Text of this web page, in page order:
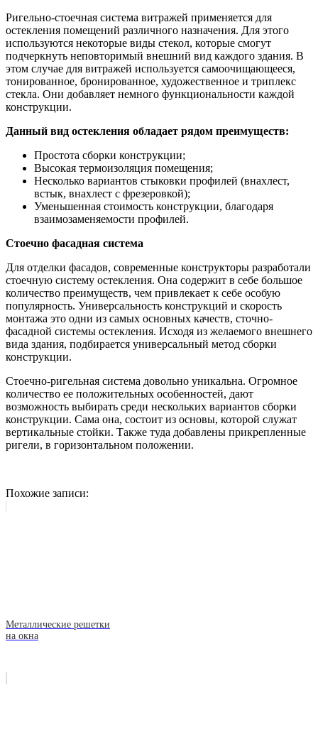
Ригельно-стоечная система витражей применяется для
остекления помещений различного назначения. Для этого
используются некоторые виды стекол, которые смогут
подчеркнуть неповторимый внешний вид каждого здания. В
этом случае для витражей используется самоочищающееся,
тонированное, бронированное, художественное и триплекс
стекла. Они добавляет немного функциональности каждой
конструкции.
Данный вид остекления обладает рядом преимуществ:
Простота сборки конструкции;
Высокая термоизоляция помещения;
Несколько вариантов стыковки профилей (внахлест,
встык, внахлест с фрезеровкой);
Уменьшенная стоимость конструкции, благодаря
взаимозаменяемости профилей.
Стоечно фасадная система
Для отделки фасадов, современные конструкторы разработали
стоечную систему остекления. Она содержит в себе большое
количество преимуществ, чем привлекает к себе особую
популярность. Универсальность конструкций и скорость
монтажа это одни из самых основных качеств, сточно-
фасадной системы остекления. Исходя из желаемого внешнего
вида здания, подбирается универсальный метод сборки
конструкции.
Стоечно-ригельная система довольно уникальна. Огромное
количество ее положительных особенностей, дают
возможность выбирать среди нескольких вариантов сборки
конструкции. Сама она, состоит из основы, которой служат
вертикальные стойки. Также туда добавлены прикрепленные
ригели, в горизонтальном положении.
Похожие записи:
Металлические решетки
на окна